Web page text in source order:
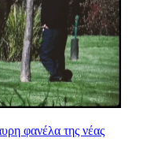
φανέλα της νέας